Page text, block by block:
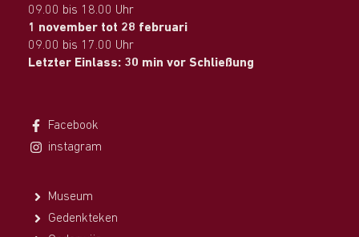
09.00 bis 18.00 Uhr
1 november tot 28 februari
09.00 bis 17.00 Uhr
Letzter Einlass: 30 min vor Schließung
Facebook
instagram
Museum
Gedenkteken